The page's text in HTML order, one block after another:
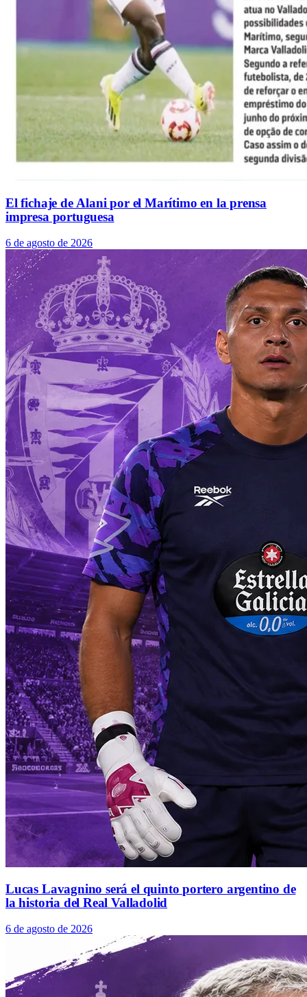
El fichaje de Alani por el Marítimo en la prensa
impresa portuguesa
6 de agosto de 2026
Lucas Lavagnino será el quinto portero argentino de
la historia del Real Valladolid
6 de agosto de 2026